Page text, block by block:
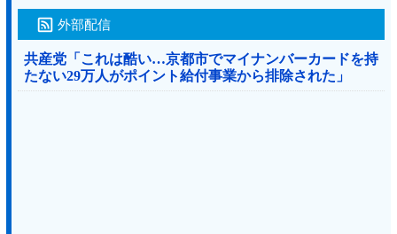
外部配信
共産党「これは酷い…京都市でマイナンバーカードを持
たない29万人がポイント給付事業から排除された」